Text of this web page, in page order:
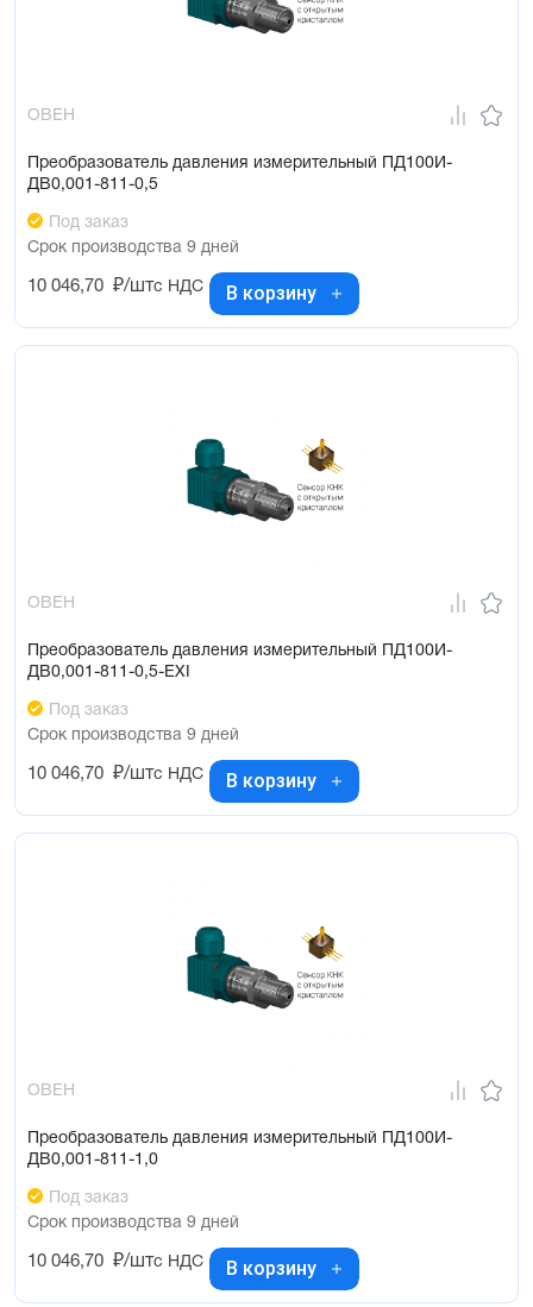
ОВЕН
Преобразователь давления измерительный ПД100И-
ДВ0,001-811-0,5
Под заказ
Срок производства 9 дней
10 046,70 ₽/штс НДС В корзину
ОВЕН
Преобразователь давления измерительный ПД100И-
ДВ0,001-811-0,5-ЕХI
Под заказ
Срок производства 9 дней
10 046,70 ₽/штс НДС В корзину
ОВЕН
Преобразователь давления измерительный ПД100И-
ДВ0,001-811-1,0
Под заказ
Срок производства 9 дней
10 046,70 ₽/штс НДС В корзину